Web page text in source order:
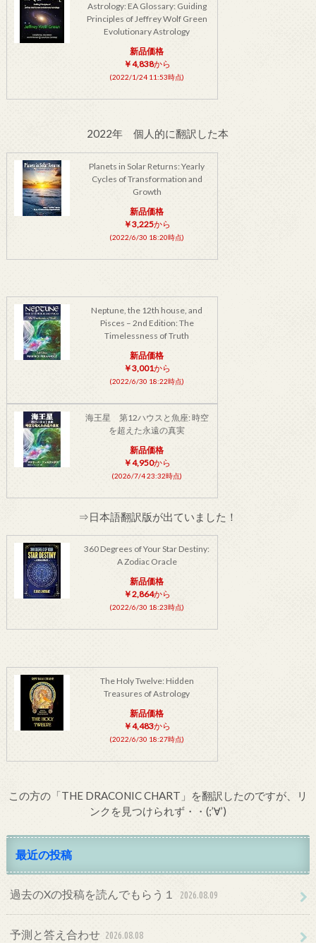
Astrology: EA Glossary: Guiding
Principles of Jeffrey Wolf Green
Evolutionary Astrology
新品価格
￥4,838から
(2022/1/24 11:53時点)
2022年 個人的に翻訳した本
Planets in Solar Returns: Yearly
Cycles of Transformation and
Growth
新品価格
￥3,225から
(2022/6/30 18:20時点)
Neptune, the 12th house, and
Pisces – 2nd Edition: The
Timelessness of Truth
新品価格
￥3,001から
(2022/6/30 18:22時点)
海王星 第12ハウスと魚座: 時空
を超えた永遠の真実
新品価格
￥4,950から
(2026/7/4 23:32時点)
⇒日本語翻訳版が出ていました！
360 Degrees of Your Star Destiny:
A Zodiac Oracle
新品価格
￥2,864から
(2022/6/30 18:23時点)
The Holy Twelve: Hidden
Treasures of Astrology
新品価格
￥4,483から
(2022/6/30 18:27時点)
この方の「THE DRACONIC CHART」を翻訳したのですが、リ
ンクを見つけられず・・(;’∀’)
最近の投稿
過去のXの投稿を読んでもらう１ 2026.08.09
予測と答え合わせ 2026.08.08